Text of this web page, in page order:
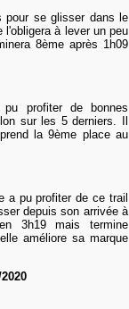
pour se glisser dans le
à lever un peu
8ème après 1h09
profiter de bonnes
sur les 5 derniers. Il
la 9ème place au
a pu profiter de ce trail
depuis son arrivée à
3h19 mais termine
améliore sa marque